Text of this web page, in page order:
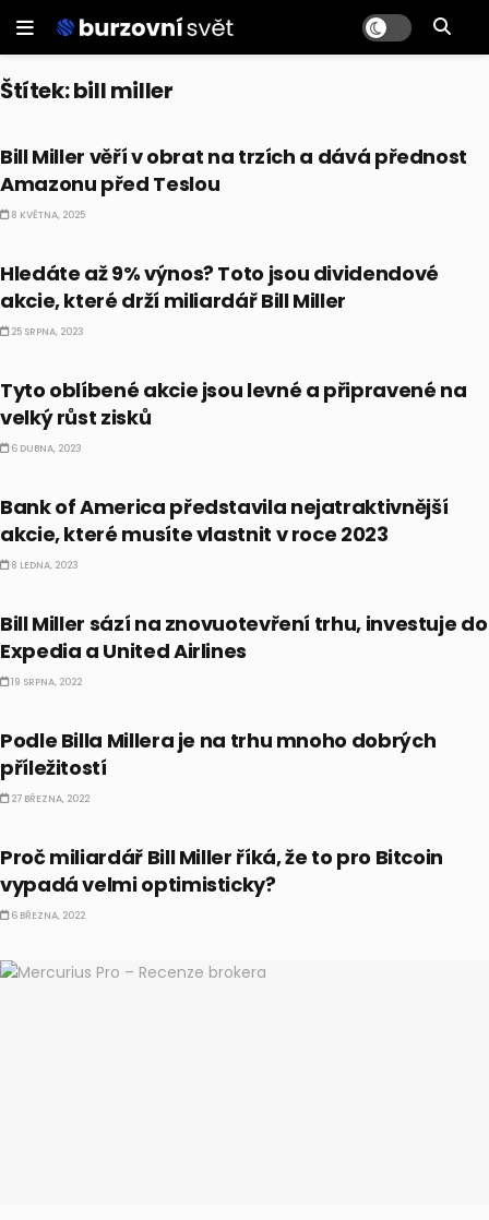
Štítek:bill miller
Bill Miller věří v obrat na trzích a dává přednost
Amazonu před Teslou
8 KVĚTNA, 2025
Hledáte až 9% výnos? Toto jsou dividendové
akcie, které drží miliardář Bill Miller
25 SRPNA, 2023
Tyto oblíbené akcie jsou levné a připravené na
velký růst zisků
6 DUBNA, 2023
Bank of America představila nejatraktivnější
akcie, které musíte vlastnit v roce 2023
8 LEDNA, 2023
Bill Miller sází na znovuotevření trhu, investuje do
Expedia a United Airlines
19 SRPNA, 2022
Podle Billa Millera je na trhu mnoho dobrých
příležitostí
27 BŘEZNA, 2022
Proč miliardář Bill Miller říká, že to pro Bitcoin
vypadá velmi optimisticky?
6 BŘEZNA, 2022